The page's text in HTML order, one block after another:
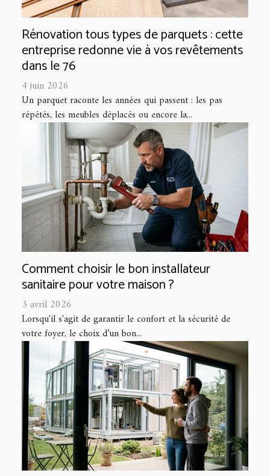
Rénovation tous types de parquets : cette
entreprise redonne vie à vos revêtements
dans le 76
4 juin 2026
Un parquet raconte les années qui passent : les pas
répétés, les meubles déplacés ou encore la...
Comment choisir le bon installateur
sanitaire pour votre maison ?
3 avril 2026
Lorsqu'il s'agit de garantir le confort et la sécurité de
votre foyer, le choix d’un bon...